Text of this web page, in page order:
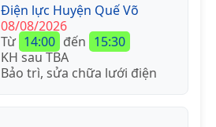
Điện lực Huyện Quế Võ
08/08/2026
Từ 14:00 đến 15:30
KH sau TBA
Bảo trì, sửa chữa lưới điện